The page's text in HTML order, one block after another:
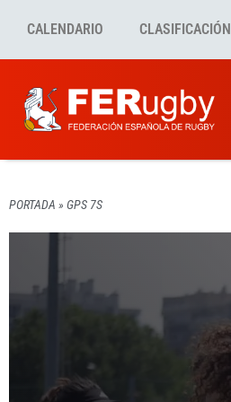
CALENDARIO CLASIFICACIÓN
PORTADA » GPS 7S